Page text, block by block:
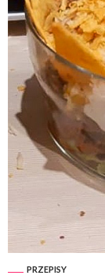
PRZEPISY